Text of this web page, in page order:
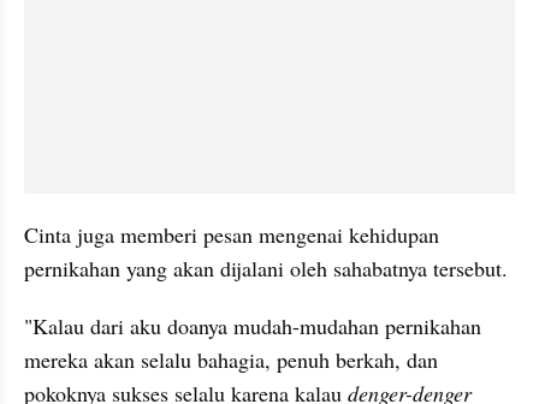
Cinta juga memberi pesan mengenai kehidupan
pernikahan yang akan dijalani oleh sahabatnya tersebut.
"Kalau dari aku doanya mudah-mudahan pernikahan
mereka akan selalu bahagia, penuh berkah, dan
pokoknya sukses selalu karena kalau denger-denger